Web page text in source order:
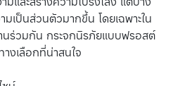
เป็นส่วนตัวมากขึ้น โดยเฉพาะใน
นร่วมกัน กระจกนิรภัยแบบฟรอสต์
งเลือกที่น่าสนใจ